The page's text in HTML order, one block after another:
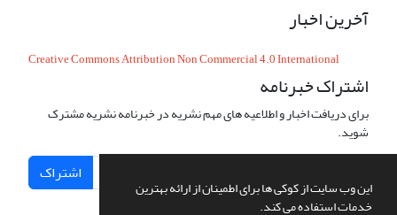
این وب سایت از کوکی ها برای اطمینان از ارائه بهترین
خدمات استفاده می کند.
آخرین اخبار
Creative Commons Attribution Non Commercial 4.0 International
اشتراک خبرنامه
برای دریافت اخبار و اطلاعیه های مهم نشریه در خبرنامه نشریه مشترک
شوید.
اشتراک